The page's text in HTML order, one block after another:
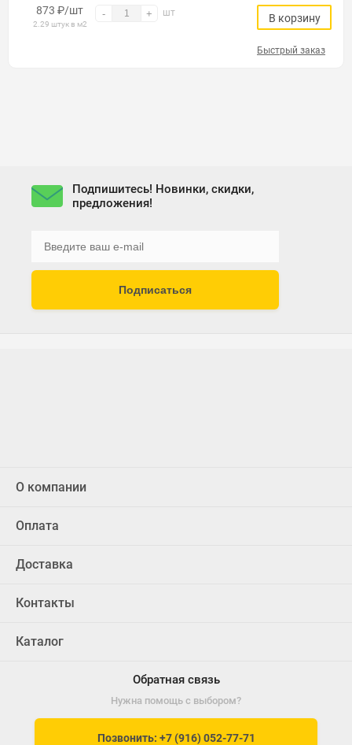
873 ₽/шт
2.29 штук в м2
- + шт В корзину
Быстрый заказ
Подпишитесь! Новинки, скидки,
предложения!
Подписаться
О компании
Оплата
Доставка
Контакты
Каталог
Обратная связь
Нужна помощь с выбором?
Позвонить: +7 (916) 052-77-71